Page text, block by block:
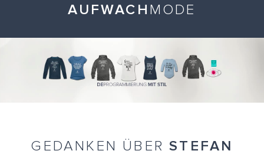
AUFWACH MODE
GE DANKEN ÜBERSTEFAN